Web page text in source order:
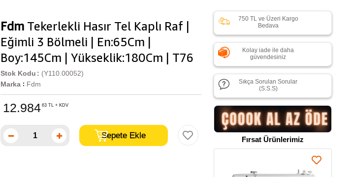
Fdm Tekerlekli Hasır Tel Kaplı Raf |
Eğimli 3 Bölmeli | En:65Cm |
Boy:145Cm | Yükseklik:180Cm | T76
(Y110.00052)
Stok Kodu
Marka : Fdm
12.984 63 TL + KDV
750 TL ve Üzeri Kargo
Bedava
Kolay iade ile daha
güvendesiniz
Sıkça Sorulan Sorular
(S.S.S)
Fırsat Ürünlerimiz